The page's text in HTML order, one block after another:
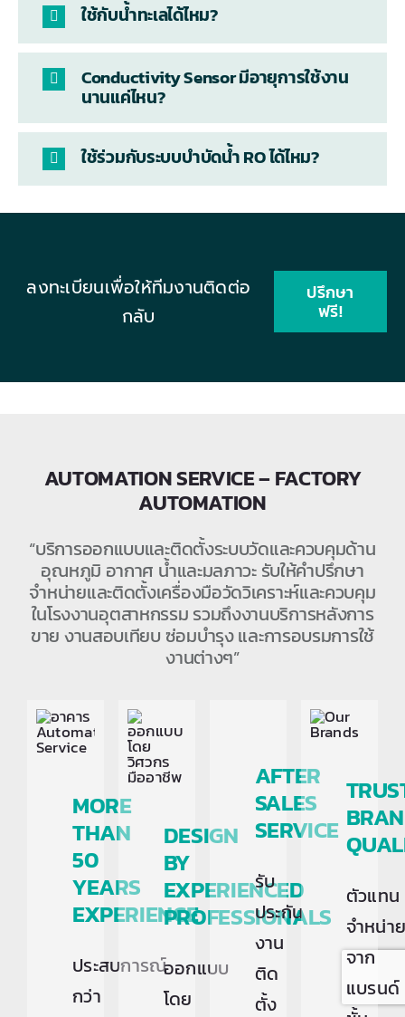
ใช้กับน้ำทะเลได้ไหม?
Conductivity Sensor มีอายุการใช้งาน
นานแค่ไหน?
ใช้ร่วมกับระบบบำบัดน้ำ RO ได้ไหม?
ลงทะเบียนเพื่อให้ทีมงานติดต่อ
กลับ
ปรึกษา
ฟรี!
AUTOMATION SERVICE – FACTORY
AUTOMATION
“บริการออกแบบและติดตั้งระบบวัดและควบคุมด้าน
อุณหภูมิ อากาศ น้ำและมลภาวะ รับให้คำปรึกษา
จำหน่ายและติดตั้งเครื่องมือวัดวิเคราะห์และควบคุม
ในโรงงานอุตสาหกรรม รวมถึงงานบริการหลังการ
ขาย งานสอบเทียบ ซ่อมบำรุง และการอบรมการใช้
งานต่างๆ”
MORE
THAN
50
YEARS
EXPERIENCE
ประสบการณ์
กว่า
DESIGN
BY
EXPERIENCED
PROFESSIONALS
ออกแบบ
โดย
AFTER
SALES
SERVICE
รับ
ประกัน
งาน
ติด
ตั้ง
ตัวแทน
จำหน่า
จาก
แบรนด์